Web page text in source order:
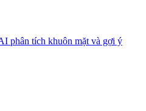
phân tích khuôn mặt và gợi ý